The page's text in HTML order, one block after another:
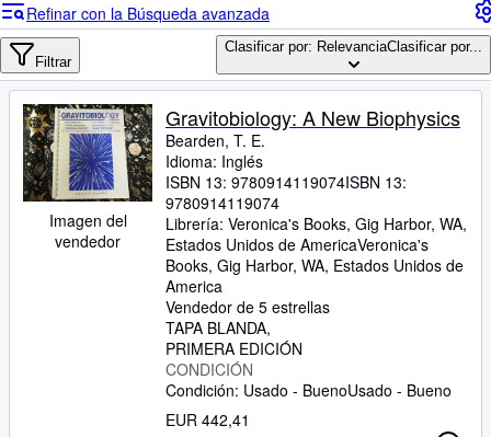
Búsqueda avanzada
Colecciones
Libros antiguos
Arte y coleccionismo
Vendedores
Comenzar a vender
CERRAR
Refinar con la Búsqueda avanzada
Filtrar
Clasificar por: RelevanciaClasificar por...
Imagen del
vendedor
Gravitobiology: A New Biophysics
Bearden, T. E.
Idioma: Inglés
ISBN 13: 9780914119074ISBN 13:
9780914119074
Librería: Veronica's Books, Gig Harbor, WA,
Estados Unidos de AmericaVeronica's
Books, Gig Harbor, WA, Estados Unidos de
America
Vendedor de 5 estrellas
TAPA BLANDA
PRIMERA EDICIÓN
CONDICIÓN
Condición: Usado - BuenoUsado - Bueno
EUR 442,41